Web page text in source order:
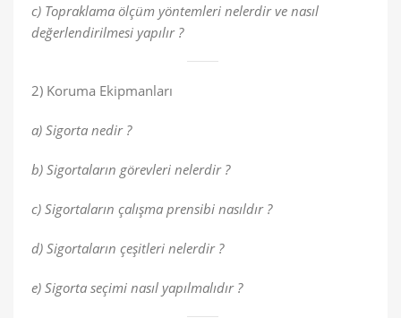
c) Topraklama ölçüm yöntemleri nelerdir ve nasıl
değerlendirilmesi yapılır ?
2) Koruma Ekipmanları
a) Sigorta nedir ?
b) Sigortaların görevleri nelerdir ?
c) Sigortaların çalışma prensibi nasıldır ?
d) Sigortaların çeşitleri nelerdir ?
e) Sigorta seçimi nasıl yapılmalıdır ?